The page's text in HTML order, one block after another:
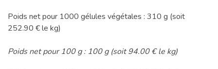
Poids net pour 1000 gélules végétales : 310 g (soit
252.90 € le kg)
Poids net pour 100 g : 100 g (soit 94.00 € le kg)